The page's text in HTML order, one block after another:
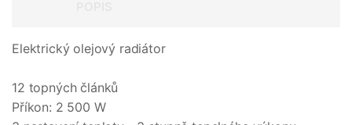
Elektrický olejový radiátor
12 topných článků
Příkon: 2 500 W